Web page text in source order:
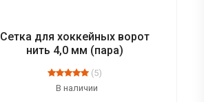
Сетка для хоккейных ворот
нить 4,0 мм (пара)
(5)
В наличии